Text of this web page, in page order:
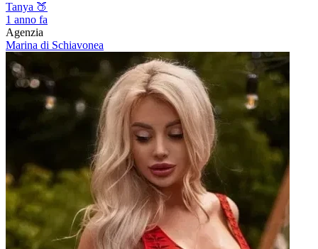
Tanya 🍑
1 anno fa
Agenzia
Marina di Schiavonea